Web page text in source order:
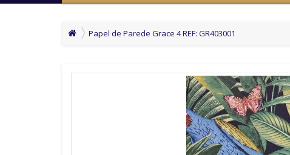
Papel de Parede Grace 4 REF: GR403001